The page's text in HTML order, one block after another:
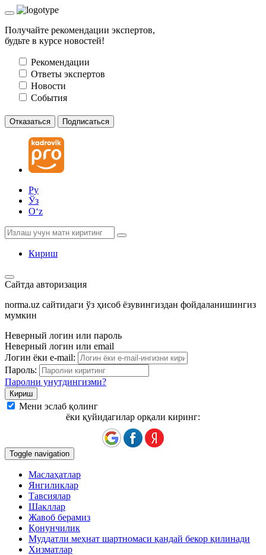
Получайте рекомендации экспертов,
будьте в курсе новостей!
Рекомендации
Ответы экспертов
Новости
События
Отказаться Подписаться
Ру
Ўз
Oʻz
Кириш
Сайтда авторизация
norma.uz сайтидаги ўз ҳисоб ёзувингиздан фойдаланишингиз
мумкин
Неверный логин или пароль
Неверный логин или email
Логин ёки e-mail:
Пароль:
Паролни унутдингизми?
Мени эслаб қолинг
ёки қуйидагилар орқали киринг:
Toggle navigation
Маслаҳатлар
Янгиликлар
Тавсиялар
Шакллар
Жавоб берамиз
Қонунчилик
Муддатли меҳнат шартномаси қандай бекор қилинади
Хизматлар